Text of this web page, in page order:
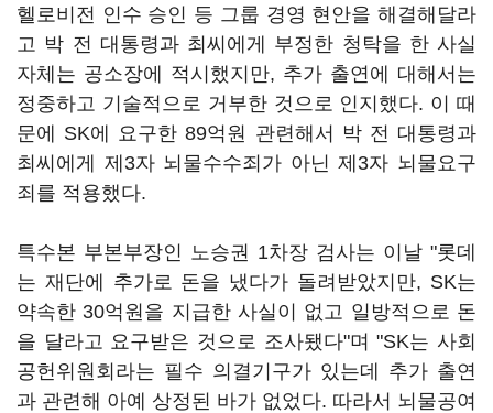
헬로비전 인수 승인 등 그룹 경영 현안을 해결해달라
고 박 전 대통령과 최씨에게 부정한 청탁을 한 사실
자체는 공소장에 적시했지만, 추가 출연에 대해서는
정중하고 기술적으로 거부한 것으로 인지했다. 이 때
문에 SK에 요구한 89억원 관련해서 박 전 대통령과
최씨에게 제3자 뇌물수수죄가 아닌 제3자 뇌물요구
죄를 적용했다.
특수본 부본부장인 노승권 1차장 검사는 이날 "롯데
는 재단에 추가로 돈을 냈다가 돌려받았지만, SK는
약속한 30억원을 지급한 사실이 없고 일방적으로 돈
을 달라고 요구받은 것으로 조사됐다"며 "SK는 사회
공헌위원회라는 필수 의결기구가 있는데 추가 출연
과 관련해 아예 상정된 바가 없었다. 따라서 뇌물공여